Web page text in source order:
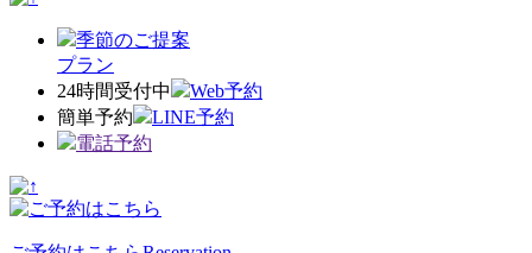
季節のご提案
プラン
24時間受付中
Web予約
簡単予約
LINE予約
電話予約